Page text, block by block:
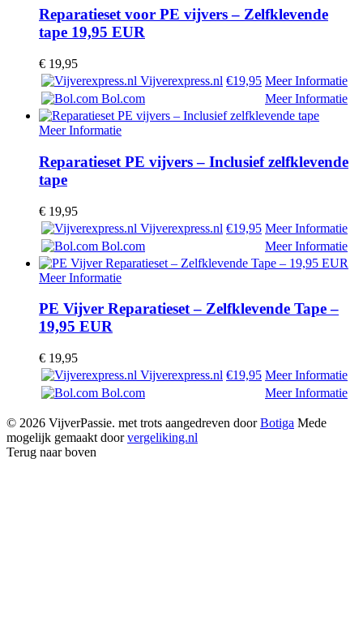
Reparatieset voor PE vijvers – Zelfklevende
tape 19,95 EUR
€ 19,95
Vijverexpress.nl €19,95 Meer Informatie
Bol.com
Meer Informatie
Meer Informatie
Reparatieset PE vijvers – Inclusief zelfklevende
tape
€ 19,95
Vijverexpress.nl €19,95 Meer Informatie
Bol.com
Meer Informatie
Meer Informatie
PE Vijver Reparatieset – Zelfklevende Tape –
19,95 EUR
€ 19,95
Vijverexpress.nl €19,95 Meer Informatie
Bol.com
Meer Informatie
© 2026 VijverPassie. met trots aangedreven doorBotiga Mede
mogelijk gemaakt doorvergeliking.nl
Terug naar boven